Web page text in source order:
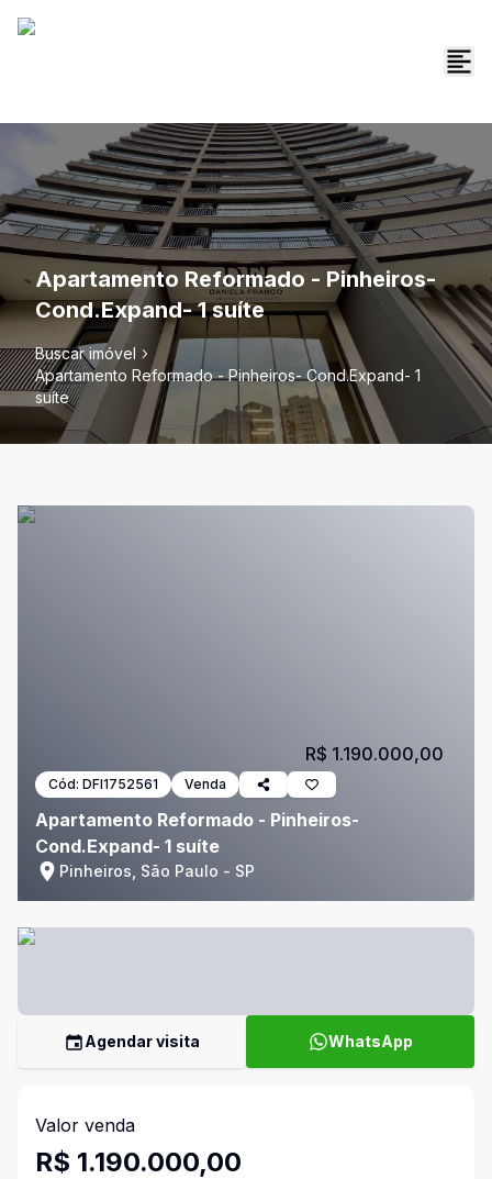
Apartamento Reformado - Pinheiros-
Cond.Expand- 1 suíte
Buscar imóvel
Apartamento Reformado - Pinheiros- Cond.Expand- 1
suíte
Cód: DFI1752561 Venda
Apartamento Reformado - Pinheiros-
Cond.Expand- 1 suíte
Pinheiros, São Paulo - SP
R$ 1.190.000,00
Agendar visita WhatsApp
Valor venda
R$ 1.190.000,00